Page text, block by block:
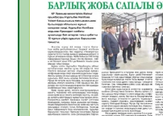
06.08.2026
ҚЫЗЫЛОРДАДА
ЖАРҚЫН
МӘЖІЛІС ӨТТІ
05.08.2026